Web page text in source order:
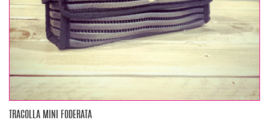
TRACOLLA MINI FODERATA